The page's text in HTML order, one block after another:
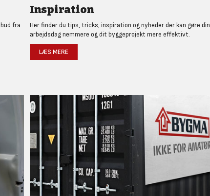
fra
Inspiration
Her finder du tips, tricks, inspiration og nyheder der kan gøre din
arbejdsdag nemmere og dit byggeprojekt mere effektivt.
LÆS MERE